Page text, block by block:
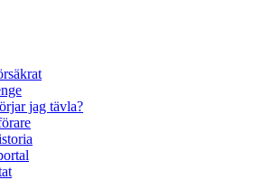
jag tävla?